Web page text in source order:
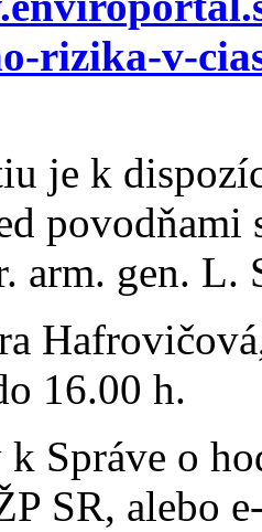
rizika-v-
je k
arm. gen. L.
16.00 h.
Správe o
SR, alebo